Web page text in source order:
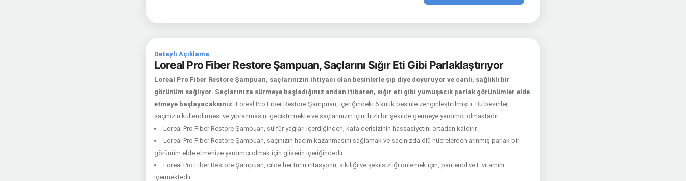
Detaylı Açıklama
Loreal Pro Fiber Restore Şampuan, Saçlarını Sığır Eti Gibi Parlaklaştırıyor
Loreal Pro Fiber Restore Şampuan, saçlarınızın ihtiyacı olan besinlerle şıp diye doyuruyor ve canlı, sağlıklı bir
görünüm sağlıyor. Saçlarınıza sürmeye başladığınız andan itibaren, sığır eti gibi yumuşacık parlak görünümler elde
etmeye başlayacaksınız. Loreal Pro Fiber Restore Şampuan, içeriğindeki 6 kritik besinle zenginleştirilmiştir. Bu besinler,
saçınızın küllendirmesi ve yıpranmasını geciktirmekte ve saçlarınızın içini hızlı bir şekilde germeye yardımcı olmaktadır.
Loreal Pro Fiber Restore Şampuan, sülfür yağları içerdiğinden, kafa derisizinin hassasiyetini ortadan kaldırır.
Loreal Pro Fiber Restore Şampuan, saçınızın hacim kazanmasını sağlamak ve saçınızda ölü hücrelerden arınmış parlak bir
görünüm elde etmenize yardımcı olmak için gliserin içeriğindedir.
Loreal Pro Fiber Restore Şampuan, cilde her türlü iritasyonu, sıkılığı ve şekilsizliği önlemek için, pantenol ve E vitamini
içermektedir.